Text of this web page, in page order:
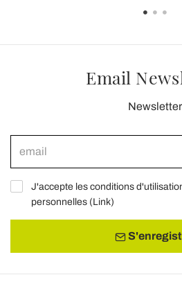
Email
Newsletter
J'accepte les conditions
personnelles (Link)